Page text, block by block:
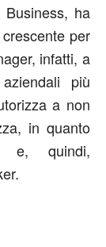
Business, ha
per
infatti, a
più
a non
in quanto
e, quindi,